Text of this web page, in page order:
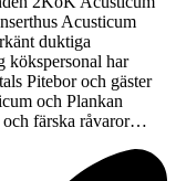
Acusticum
duktiga
kökspersonal har
Pitebor och gäster
och Plankan
och färska råvaror…